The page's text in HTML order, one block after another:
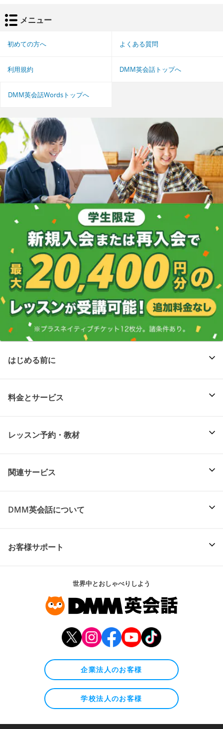
メニュー
初めての方へ よくある質問
利用規約 DMM英会話トップへ
DMM英会話Wordsトップへ
はじめる前に
料金とサービス
レッスン予約・教材
関連サービス
DMM英会話について
お客様サポート
世界中とおしゃべりしよう
企業法人のお客様
学校法人のお客様